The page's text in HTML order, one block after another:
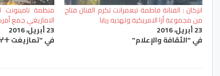
انزكان : الفنانة فاطمة تبعمرانت تكرم الفنان فتاح
من مجموعة أزا الامريكية وتهديه ربابا
23 أبريل، 2016
في "الثقافة والإعلام"
منظمة تامينونت
الامازيغي جمع
23 أبريل، 2016
في "تمازيغت ⵜⴰⵎⴰⵣⵉⵖⵜ"